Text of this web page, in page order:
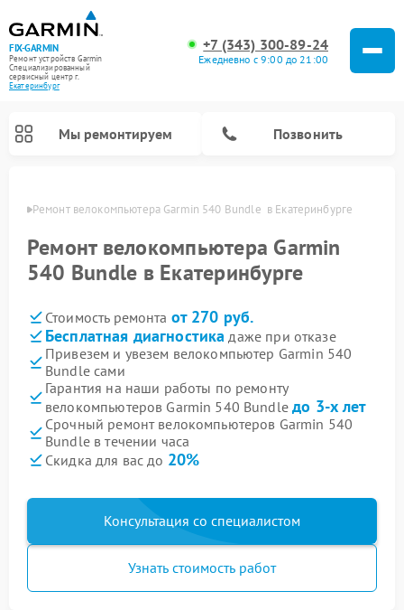
FIX-GARMIN
Ремонт устройств Garmin
Специализированный
cервисный центр г.
Екатеринбург
+7 (343) 300-89-24
Ежедневно с 9:00 до 21:00
Мы ремонтируем Позвонить
Ремонт велокомпьютера Garmin 540 Bundle  в Екатеринбурге
Ремонт велокомпьютера Garmin
540 Bundle в Екатеринбурге
Стоимость ремонта от 270 руб.
Бесплатная диагностика даже при отказе
Привезем и увезем велокомпьютер Garmin 540
Bundle сами
Гарантия на наши работы по ремонту
велокомпьютеров Garmin 540 Bundleдо 3-х лет
Срочный ремонт велокомпьютеров Garmin 540
Bundle в течении часа
Скидка для вас до 20%
Консультация со специалистом
Узнать стоимость работ